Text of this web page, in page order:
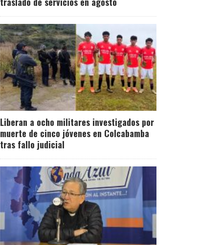
Liberan a ocho militares investigados por
muerte de cinco jóvenes en Colcabamba
tras fallo judicial